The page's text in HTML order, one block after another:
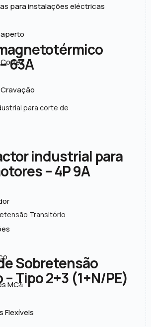
para instalações eléctricas
MC4
Flexíveis
63A
industrial para
– 4P 9A
Sobretensão
Tipo 2+3 (1+N/PE)